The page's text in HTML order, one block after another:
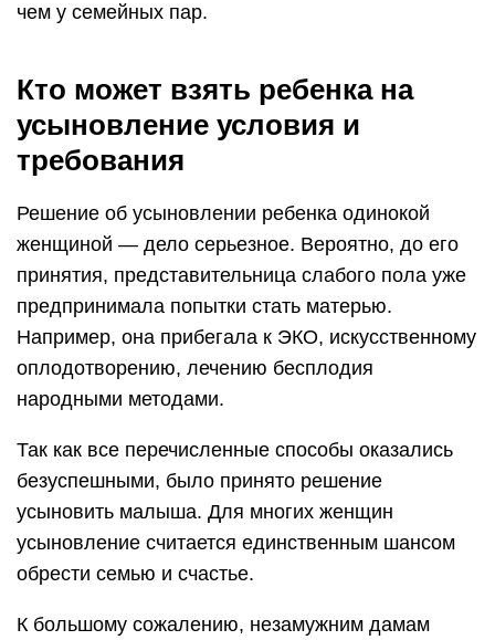
чем у семейных пар.
Кто может взять ребенка на
усыновление условия и
требования
Решение об усыновлении ребенка одинокой
женщиной — дело серьезное. Вероятно, до его
принятия, представительница слабого пола уже
предпринимала попытки стать матерью.
Например, она прибегала к ЭКО, искусственному
оплодотворению, лечению бесплодия
народными методами.
Так как все перечисленные способы оказались
безуспешными, было принято решение
усыновить малыша. Для многих женщин
усыновление считается единственным шансом
обрести семью и счастье.
К большому сожалению, незамужним дамам